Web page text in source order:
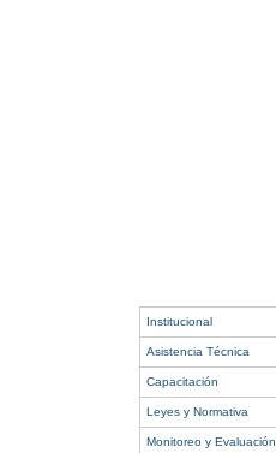
Institucional
Asistencia Técnica
Capacitación
Leyes y Normativa
Monitoreo y Evaluación